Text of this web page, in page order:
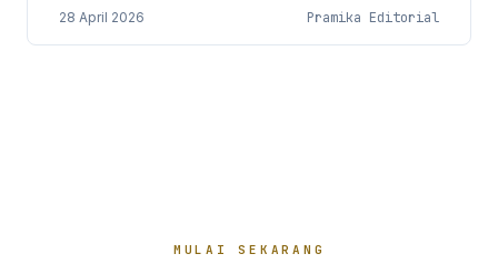
28 April 2026 Pramika Editorial
MULAI SEKARANG